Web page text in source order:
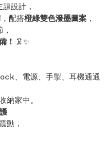
設計，
，配搭橙綠雙色潑墨圖案 ，
！ 🦑✨
、電源、手掣、耳機通通
納家中。
動，